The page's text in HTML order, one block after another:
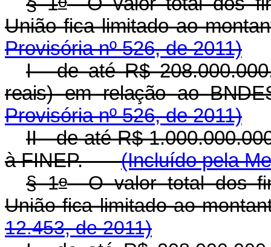
União fica limitado ao
Provisória nº 526, de 2011)
I - de até R$
reais) em relação ao
Provisória nº 526, de 2011)
II - de até R$
à FINEP.(Incluído pela
§ 1oO valor total dos
União fica limitado ao
12.453, de 2011)